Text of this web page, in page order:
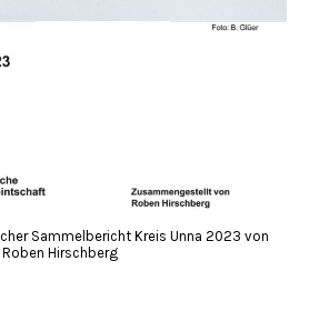
Sammelbericht Kreis Unna 2023 von
Roben Hirschberg